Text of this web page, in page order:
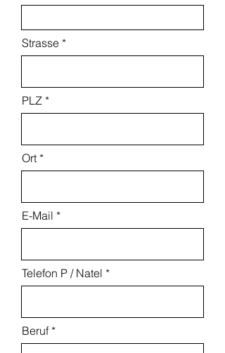
Strasse
PLZ
Ort
E-Mail
Telefon P / Natel
Beruf